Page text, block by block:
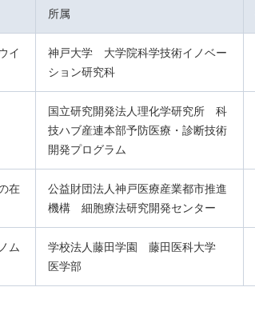
所属
イ
神戸大学 大学院科学技術イノベー
ション研究科
国立研究開発法人理化学研究所 科
技ハブ産連本部予防医療・診断技術
開発プログラム
在
公益財団法人神戸医療産業都市推進
機構 細胞療法研究開発センター
ム
学校法人藤田学園 藤田医科大学
医学部